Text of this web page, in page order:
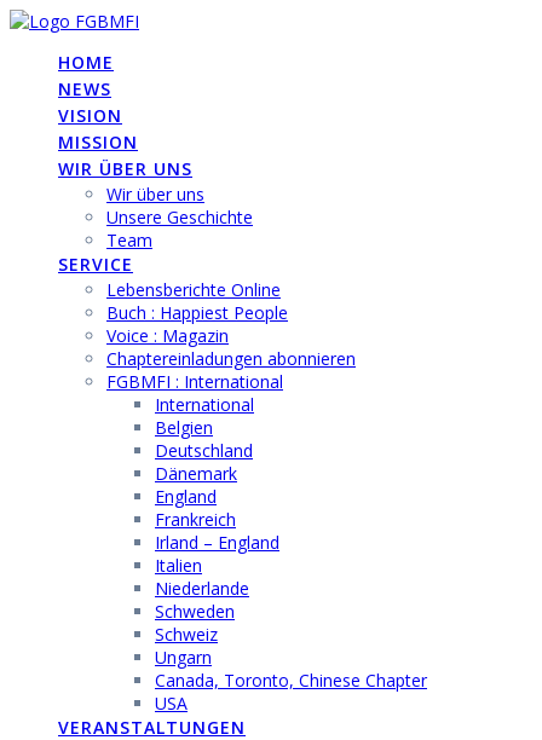
Skip
contentHOME
NEWS
VISION
MISSION
WIR ÜBER UNS
Wir über uns
Unsere Geschichte
Team
SERVICE
Lebensberichte Online
Buch : Happiest People
Voice : Magazin
Chaptereinladungen abonnieren
FGBMFI : International
International
Belgien
Deutschland
Dänemark
England
Frankreich
Irland – England
Italien
Niederlande
Schweden
Schweiz
Ungarn
Canada, Toronto, Chinese Chapter
USA
VERANSTALTUNGEN